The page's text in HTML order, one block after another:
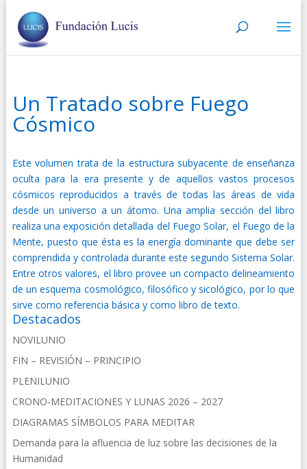
Un Tratado sobre Fuego
Cósmico
Este volumen trata de la estructura subyacente de enseñanza
oculta para la era presente y de aquellos vastos procesos
cósmicos reproducidos a través de todas las áreas de vida
desde un universo a un átomo. Una amplia sección del libro
realiza una exposición detallada del Fuego Solar, el Fuego de la
Mente, puesto que ésta es la energía dominante que debe ser
comprendida y controlada durante este segundo Sistema Solar.
Entre otros valores, el libro provee un compacto delineamiento
de un esquema cosmológico, filosófico y sicológico, por lo que
sirve como referencia básica y como libro de texto.
Destacados
NOVILUNIO
FIN – REVISIÓN – PRINCIPIO
PLENILUNIO
CRONO-MEDITACIONES Y LUNAS 2026 – 2027
DIAGRAMAS SÍMBOLOS PARA MEDITAR
Demanda para la afluencia de luz sobre las decisiones de la
Humanidad